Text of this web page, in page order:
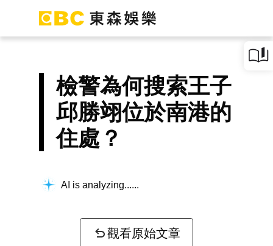
檢警為何搜索王子
邱勝翊位於南港的
住處？
AI is analyzing...
觀看原始文章